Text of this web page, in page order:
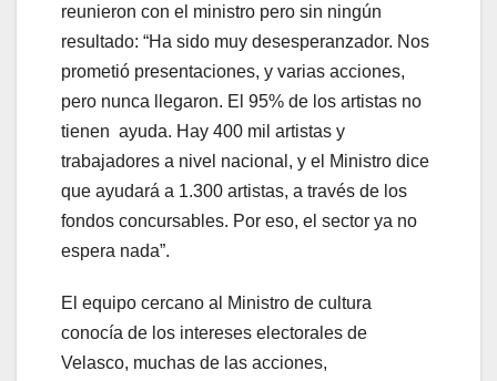
reunieron con el ministro pero sin ningún
resultado: “Ha sido muy desesperanzador. Nos
prometió presentaciones, y varias acciones,
pero nunca llegaron. El 95% de los artistas no
tienen ayuda. Hay 400 mil artistas y
trabajadores a nivel nacional, y el Ministro dice
que ayudará a 1.300 artistas, a través de los
fondos concursables. Por eso, el sector ya no
espera nada”.
El equipo cercano al Ministro de cultura
conocía de los intereses electorales de
Velasco, muchas de las acciones,